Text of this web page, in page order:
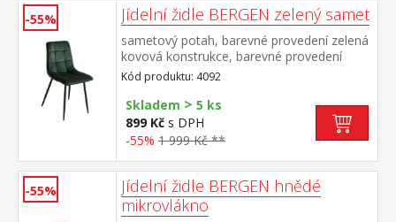
-55% Jídelní židle BERGEN zelený samet
sametový potah, barevné provedení zelená
kovová konstrukce, barevné provedení
černá výška sedu 49 cm
Kód produktu: 4092
Skladem > 5 ks
899 Kč s DPH
-55% 1 999 Kč **
-55%
Jídelní židle BERGEN hnědé
mikrovlákno